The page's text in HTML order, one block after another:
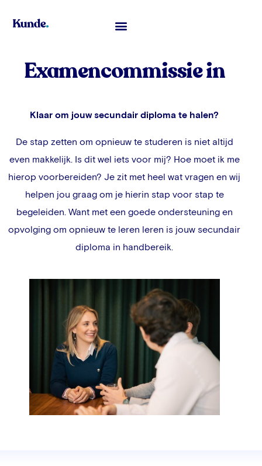
Examencommissie in
Klaar om jouw secundair diploma te halen?
De stap zetten om opnieuw te studeren is niet altijd
even makkelijk. Is dit wel iets voor mij? Hoe moet ik me
hierop voorbereiden? Je zit met heel wat vragen en wij
helpen jou graag om je hierin stap voor stap te
begeleiden. Want met een goede ondersteuning en
opvolging om opnieuw te leren leren is jouw secundair
diploma in handbereik.